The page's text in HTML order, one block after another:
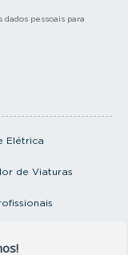
Elétrica
de Viaturas
pessoais para